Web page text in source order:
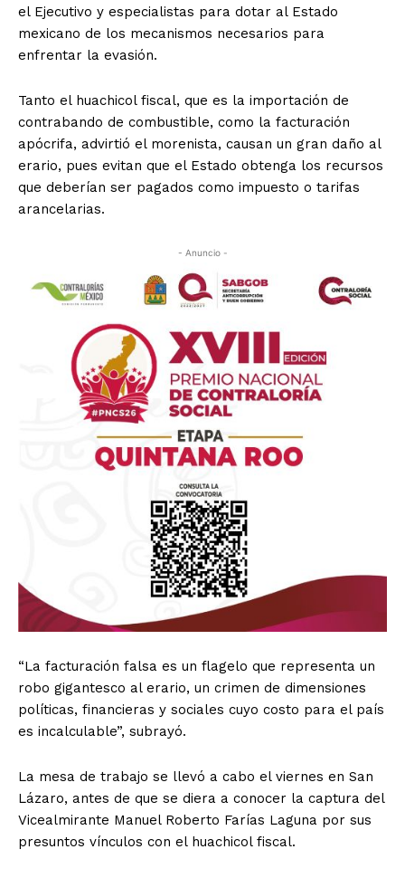
el Ejecutivo y especialistas para dotar al Estado
mexicano de los mecanismos necesarios para
enfrentar la evasión.
Tanto el huachicol fiscal, que es la importación de
contrabando de combustible, como la facturación
apócrifa, advirtió el morenista, causan un gran daño al
erario, pues evitan que el Estado obtenga los recursos
que deberían ser pagados como impuesto o tarifas
arancelarias.
- Anuncio -
“La facturación falsa es un flagelo que representa un
robo gigantesco al erario, un crimen de dimensiones
políticas, financieras y sociales cuyo costo para el país
es incalculable”, subrayó.
La mesa de trabajo se llevó a cabo el viernes en San
Lázaro, antes de que se diera a conocer la captura del
Vicealmirante Manuel Roberto Farías Laguna por sus
presuntos vínculos con el huachicol fiscal.